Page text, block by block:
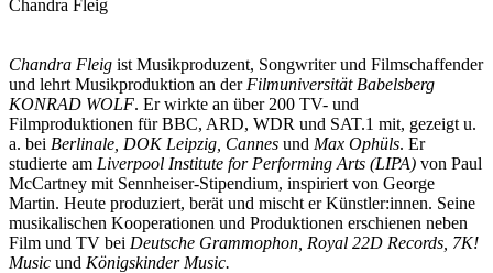
Chandra Fleig
Chandra Fleig ist Musikproduzent, Songwriter und Filmschaffender
und lehrt Musikproduktion an der Filmuniversität Babelsberg
KONRAD WOLF. Er wirkte an über 200 TV- und
Filmproduktionen für BBC, ARD, WDR und SAT.1 mit, gezeigt u.
a. bei Berlinale, DOK Leipzig, Cannes und Max Ophüls. Er
studierte am Liverpool Institute for Performing Arts (LIPA) von Paul
McCartney mit Sennheiser-Stipendium, inspiriert von George
Martin. Heute produziert, berät und mischt er Künstler:innen. Seine
musikalischen Kooperationen und Produktionen erschienen neben
Film und TV bei Deutsche Grammophon, Royal 22D Records, 7K!
Music und Königskinder Music.